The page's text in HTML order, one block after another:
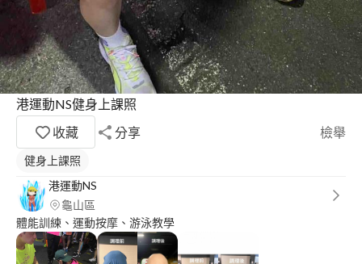
港運動NS健身上課照
收藏
分享 檢舉
健身上課照
港運動NS
龜山區
體能訓練、運動按摩、游泳教學